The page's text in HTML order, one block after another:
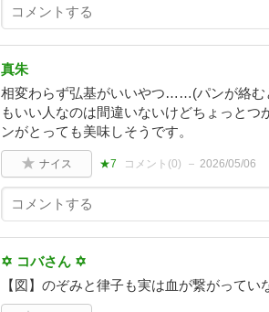
真朱
相変わらず弘基がいいやつ……(パンが絡む
もいい人なのは間違いないけどちょっと
ンがとっても美味しそうです。
ナイス ★7 コメント(0) 2026/05/06
✡ コバさん ✡
【図】のぞみと律子も実は血が繋がって